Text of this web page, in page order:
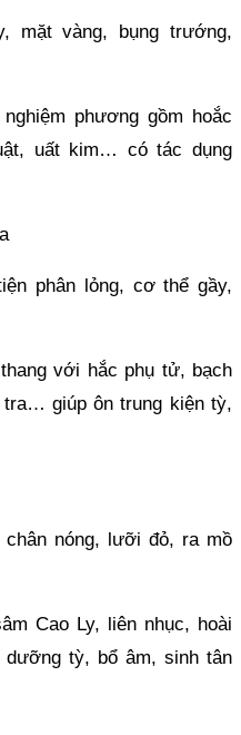
mặt vàng, bụng trướng,
phương gồm hoắc
uất kim… có tác dụng
phân lỏng, cơ thể gầy,
với hắc phụ tử, bạch
giúp ôn trung kiện tỳ,
chân nóng, lưỡi đỏ, ra mồ
Cao Ly, liên nhục, hoài
tỳ, bổ âm, sinh tân